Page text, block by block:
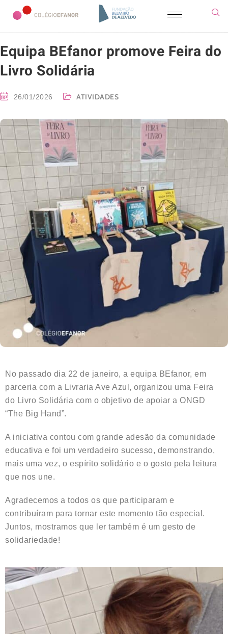
Equipa BEfanor promove Feira do
Livro Solidária
26/01/2026 ATIVIDADES
No passado dia 22 de janeiro, a equipa BEfanor, em
parceria com a Livraria Ave Azul, organizou uma Feira
do Livro Solidária com o objetivo de apoiar a ONGD
“The Big Hand”.
A iniciativa contou com grande adesão da comunidade
educativa e foi um verdadeiro sucesso, demonstrando,
mais uma vez, o espírito solidário e o gosto pela leitura
que nos une.
Agradecemos a todos os que participaram e
contribuíram para tornar este momento tão especial.
Juntos, mostramos que ler também é um gesto de
solidariedade!